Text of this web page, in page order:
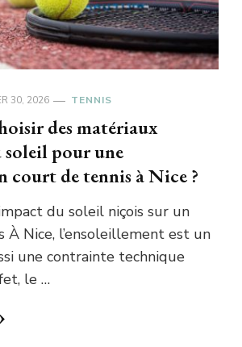
30, 2026 TENNIS
des matériaux
soleil pour une
court de tennis à Nice ?
du soleil niçois sur un
À Nice, l’ensoleillement est un
une contrainte technique
le …